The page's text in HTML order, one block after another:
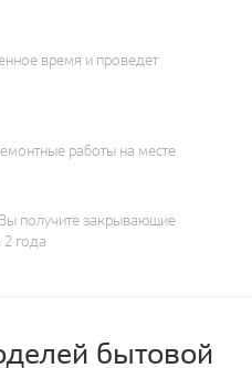
время и проведет
работы на месте
получите закрывающие
года
бытовой